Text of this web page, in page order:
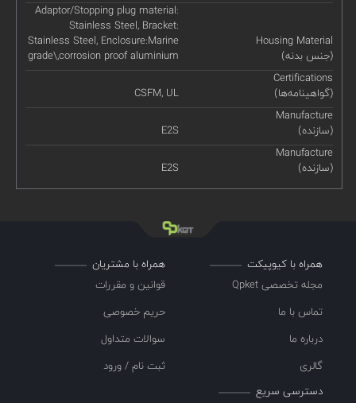
Housing Material
(جنس بدنه)
Adaptor/Stopping plug material:
Stainless Steel, Bracket:
Stainless Steel, Enclosure:Marine
grade\,corrosion proof aluminium
Certifications
(گواهینامه‌ها)
CSFM, UL
Manufacture
(سازنده)
E2S
Manufacture
(سازنده)
E2S
همراه با کیوپیکت
مجله تخصصی Qpket
تماس با ما
درباره ما
گالری
همراه با مشتریان
قوانین و مقررات
حریم خصوصی
سوالات متداول
ثبت نام / ورود
دسترسی سریع